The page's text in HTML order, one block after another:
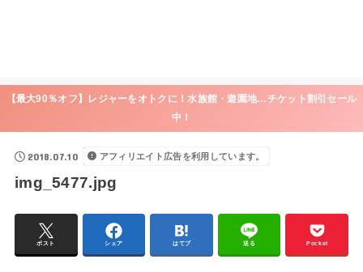
【最大90％オフ】レジャーをオトクに！水族館・遊園地…チケット割引セール
中！
2018.07.10 アフィリエイト広告を利用しています。
img_5477.jpg
ポスト シェア はてブ 送る Pocket